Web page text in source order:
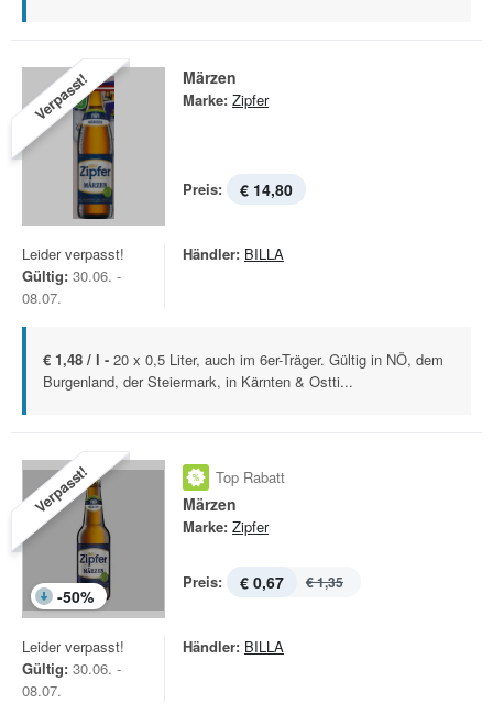
Verpasst! Märzen
Marke: Zipfer
Preis: € 14,80
Leider verpasst!
Gültig: 30.06. -
08.07.
Händler: BILLA
€ 1,48 / l - 20 x 0,5 Liter, auch im 6er-Träger. Gültig in NÖ, dem
Burgenland, der Steiermark, in Kärnten & Ostti...
Verpasst!
-50%
Top Rabatt
Märzen
Marke: Zipfer
Preis: € 0,67 € 1,35
Leider verpasst!
Gültig: 30.06. -
08.07.
Händler: BILLA